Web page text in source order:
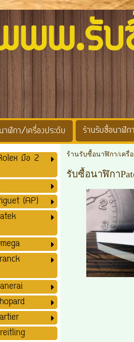
รับซื้
าฬิกา/เครื่องประดับ ร้านรับซื้อนาฬิก
มือ 2
(AP)
ร้านรับซื้อนาฬิกา/เครื่
รับซื้อนาฬิกา